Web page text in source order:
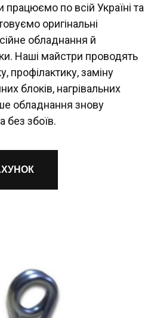
по всій Україні та
оригінальні
обладнання й
Наші майстри проводять
профілактику, заміну
блоків, нагрівальних
обладнання знову
без збоїв.